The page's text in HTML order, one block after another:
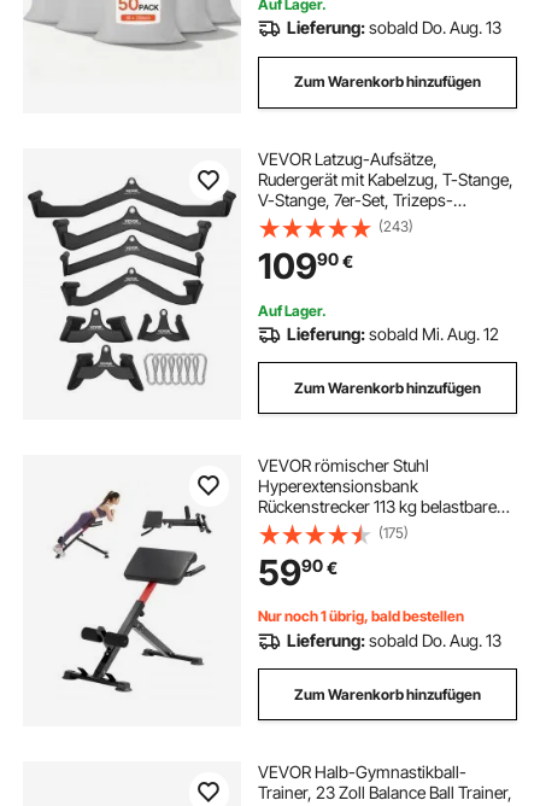
Auf Lager.
Lieferung:sobald Do. Aug. 13
Zum Warenkorb hinzufügen
VEVOR Latzug-Aufsätze,
Rudergerät mit Kabelzug, T-Stange,
V-Stange, 7er-Set, Trizeps-
Zugstange, gummibeschichteter
Griff für das Krafttraining am
Rücken, Bizeps-Curl, Trizeps-
Latzugstange für das Fitness-
Studio zu Hause
(243)
10990€
Auf Lager.
Lieferung:sobald Mi. Aug. 12
Zum Warenkorb hinzufügen
VEVOR römischer Stuhl
Hyperextensionsbank
Rückenstrecker 113 kg belastbare
und faltbare Extensionsmaschine,
Trainingsgerät für
Rückenmuskeltraining, Fitness-
Hantelbank für das Heim-
Fitnessstudio
(175)
5990€
Nur noch 1 übrig, bald bestellen
Lieferung:sobald Do. Aug. 13
Zum Warenkorb hinzufügen
VEVOR Halb-Gymnastikball-
Trainer, 23 Zoll Balance Ball Trainer,